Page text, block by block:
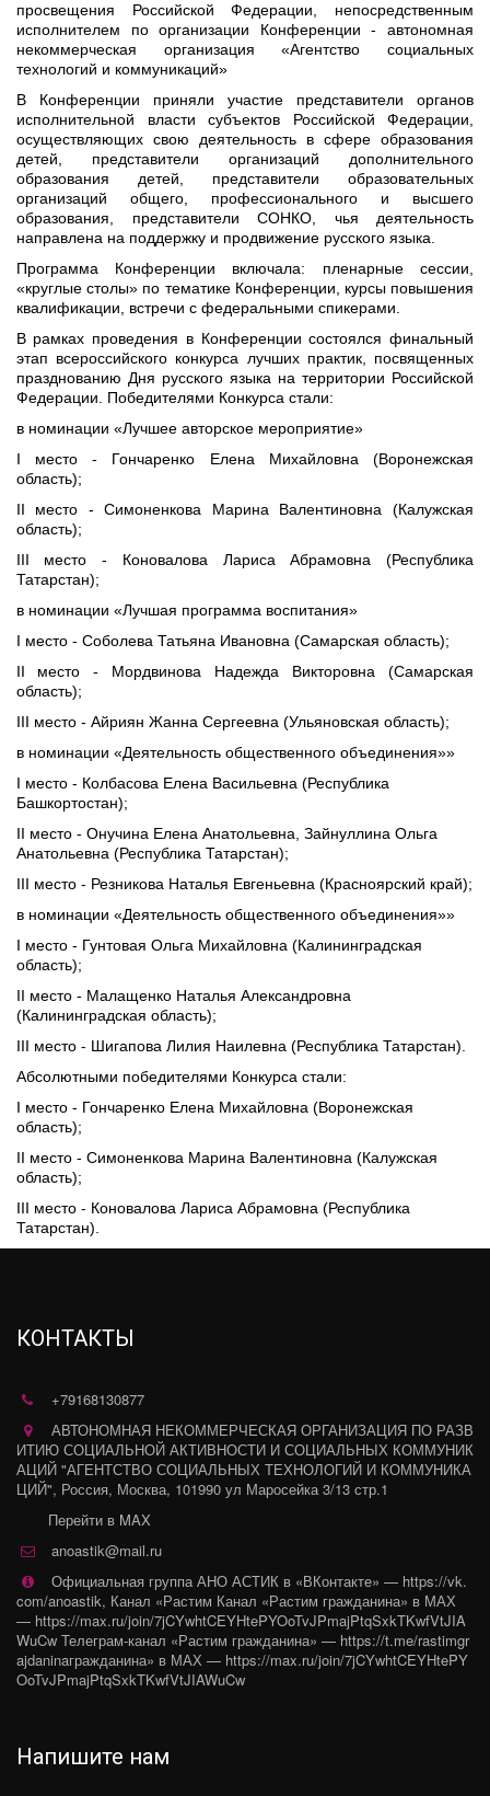
просвещения Российской Федерации, непосредственным
исполнителем по организации Конференции - автономная
некоммерческая организация «Агентство социальных
технологий и коммуникаций»
В Конференции приняли участие представители органов
исполнительной власти субъектов Российской Федерации,
осуществляющих свою деятельность в сфере образования
детей, представители организаций дополнительного
образования детей, представители образовательных
организаций общего, профессионального и высшего
образования, представители СОНКО, чья деятельность
направлена на поддержку и продвижение русского языка.
Программа Конференции включала: пленарные сессии,
«круглые столы» по тематике Конференции, курсы повышения
квалификации, встречи с федеральными спикерами.
В рамках проведения в Конференции состоялся финальный
этап всероссийского конкурса лучших практик, посвященных
празднованию Дня русского языка на территории Российской
Федерации. Победителями Конкурса стали:
в номинации «Лучшее авторское мероприятие»
I место - Гончаренко Елена Михайловна (Воронежская
область);
II место - Симоненкова Марина Валентиновна (Калужская
область);
III место - Коновалова Лариса Абрамовна (Республика
Татарстан);
в номинации «Лучшая программа воспитания»
I место - Соболева Татьяна Ивановна (Самарская область);
II место - Мордвинова Надежда Викторовна (Самарская
область);
III место - Айриян Жанна Сергеевна (Ульяновская область);
в номинации «Деятельность общественного объединения»»
I место - Колбасова Елена Васильевна (Республика
Башкортостан);
II место - Онучина Елена Анатольевна, Зайнуллина Ольга
Анатольевна (Республика Татарстан);
III место - Резникова Наталья Евгеньевна (Красноярский край);
в номинации «Деятельность общественного объединения»»
I место - Гунтовая Ольга Михайловна (Калининградская
область);
II место - Малащенко Наталья Александровна
(Калининградская область);
III место - Шигапова Лилия Наилевна (Республика Татарстан).
Абсолютными победителями Конкурса стали:
I место - Гончаренко Елена Михайловна (Воронежская
область);
II место - Симоненкова Марина Валентиновна (Калужская
область);
III место - Коновалова Лариса Абрамовна (Республика
Татарстан).
КОНТАКТЫ
+79168130877
АВТОНОМНАЯ НЕКОММЕРЧЕСКАЯ ОРГАНИЗАЦИЯ ПО РАЗВ
ИТИЮ СОЦИАЛЬНОЙ АКТИВНОСТИ И СОЦИАЛЬНЫХ КОММУНИК
АЦИЙ "АГЕНТСТВО СОЦИАЛЬНЫХ ТЕХНОЛОГИЙ И КОММУНИКА
ЦИЙ", Россия, Москва, 101990 ул Маросейка 3/13 стр.1
Перейти в MAX
anoastik@mail.ru
Официальная группа АНО АСТИК в «ВКонтакте» — https://vk.
com/anoastik, Канал «Растим Канал «Растим гражданина» в МАХ
— https://max.ru/join/7jCYwhtCEYHtePYOoTvJPmajPtqSxkTKwfVtJIA
WuCw Телеграм-канал «Растим гражданина» — https://t.me/rastimgr
ajdaninaгражданина» в МАХ — https://max.ru/join/7jCYwhtCEYHtePY
OoTvJPmajPtqSxkTKwfVtJIAWuCw
Напишите нам